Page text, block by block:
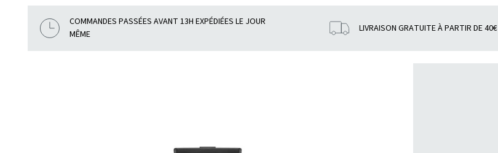
COMMANDES PASSÉES AVANT 13H EXPÉDIÉES LE JOUR
MÊME
LIVRAISON GRATUITE À PARTIR DE 40€